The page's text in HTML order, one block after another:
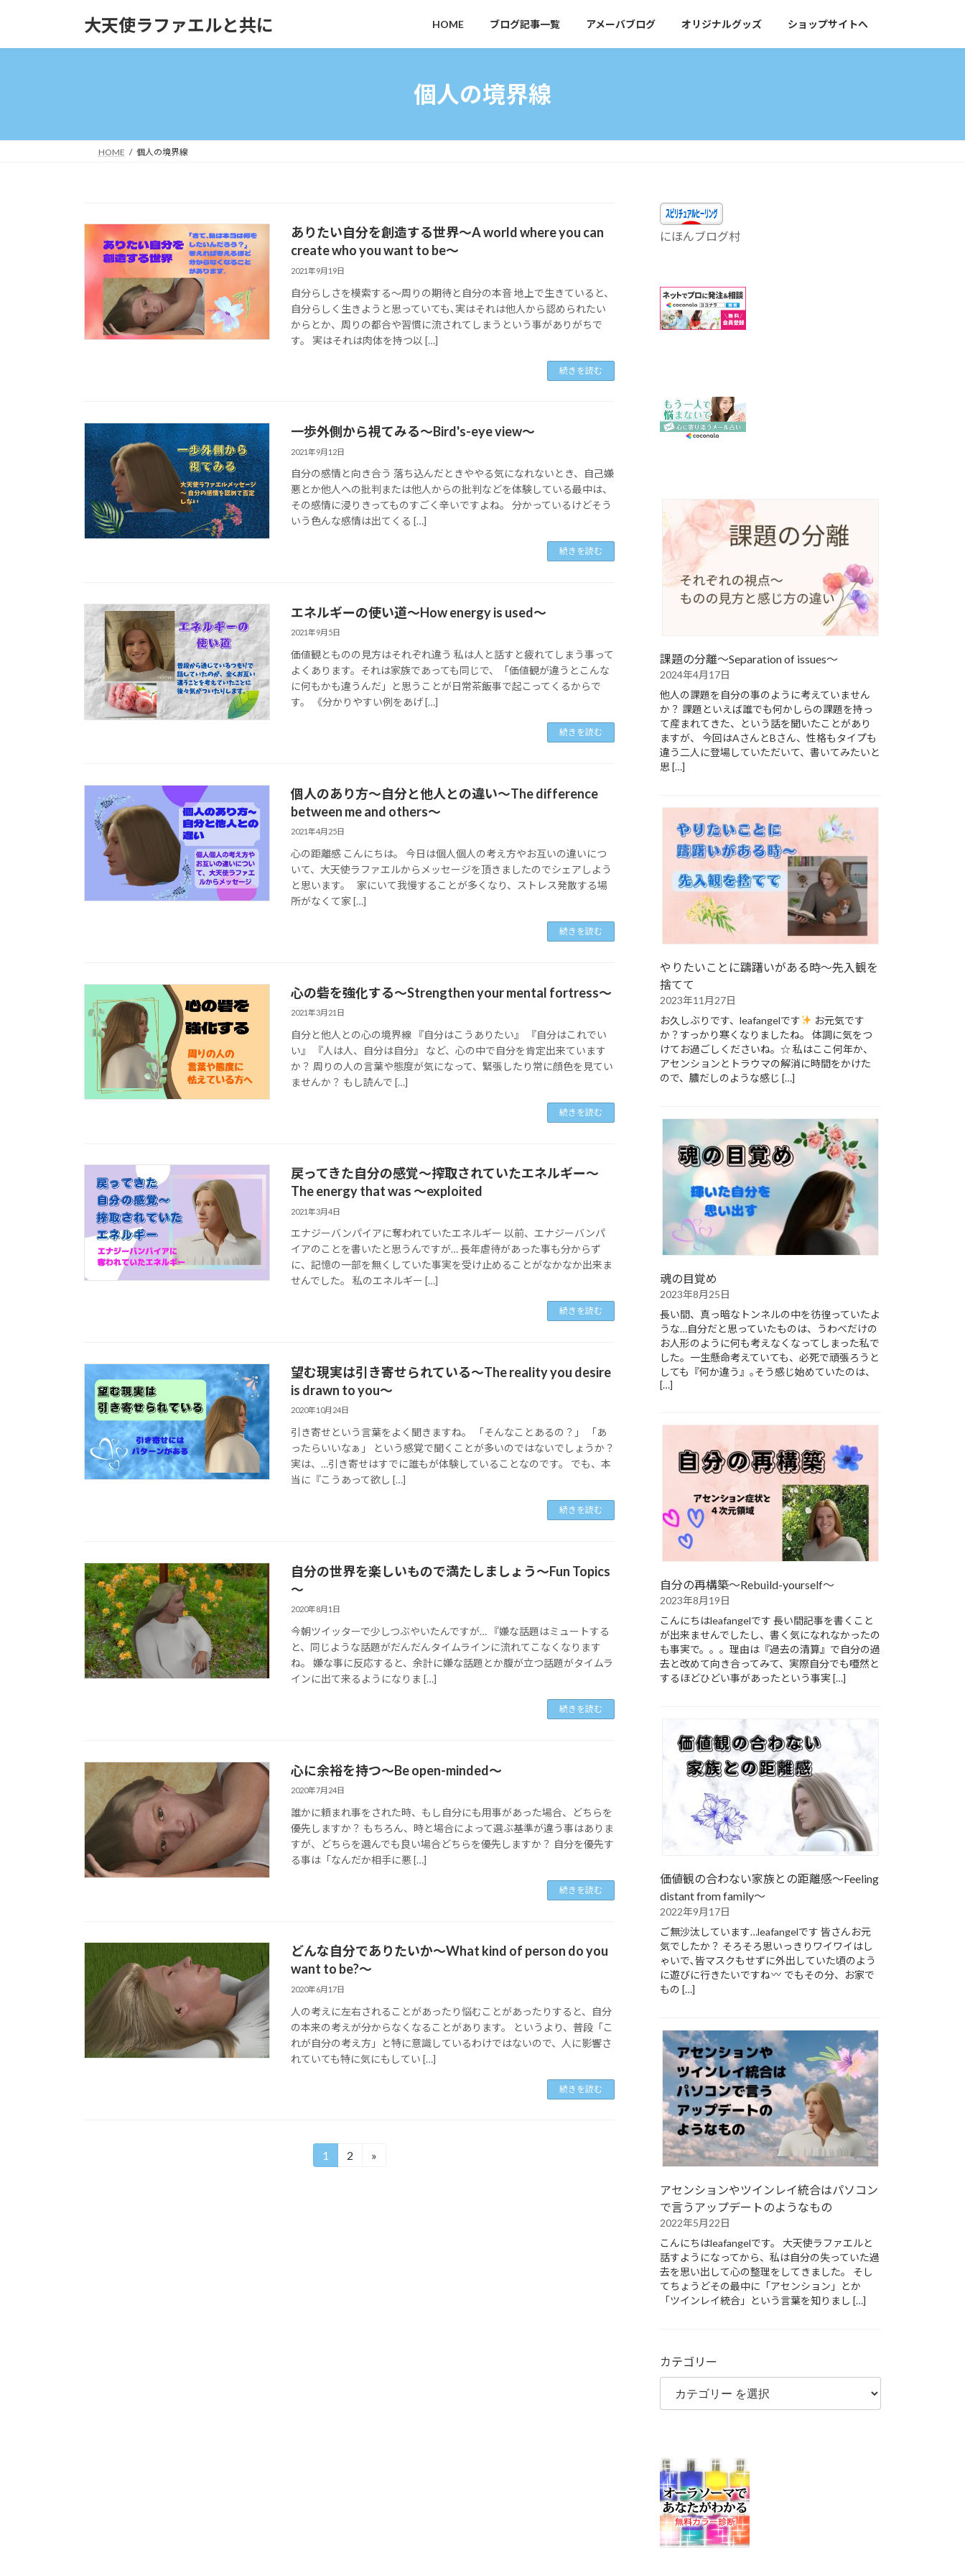
大天使ラファエルと共に HOME ブログ記事一覧 アメーバブログ オリジナルグッズ ショップサイトへ
個人の境界線
HOME 個人の境界線
ありたい自分を創造する世界～A world where you can
create who you want to be～
2021年9月19日
自分らしさを模索する～周りの期待と自分の本音 地上で生きていると、
自分らしく生きようと思っていても､実はそれは他人から認められたい
からとか、周りの都合や習慣に流されてしまうという事がありがちで
す。 実はそれは肉体を持つ以 […]
続きを読む
一歩外側から視てみる～Bird's-eye view～
2021年9月12日
自分の感情と向き合う 落ち込んだときややる気になれないとき、自己嫌
悪とか他人への批判または他人からの批判などを体験している最中は、
その感情に浸りきってものすごく辛いですよね。 分かっているけどそう
いう色んな感情は出てくる […]
続きを読む
エネルギーの使い道～How energy is used～
2021年9月5日
価値観とものの見方はそれぞれ違う 私は人と話すと疲れてしまう事って
よくあります。それは家族であっても同じで、「価値観が違うとこんな
に何もかも違うんだ」と思うことが日常茶飯事で起こってくるからで
す。 《分かりやすい例をあげ […]
続きを読む
個人のあり方～自分と他人との違い～The difference
between me and others～
2021年4月25日
心の距離感 こんにちは。 今日は個人個人の考え方やお互いの違いにつ
いて、大天使ラファエルからメッセージを頂きましたのでシェアしよう
と思います。 家にいて我慢することが多くなり、ストレス発散する場
所がなくて家 […]
続きを読む
心の砦を強化する～Strengthen your mental fortress～
2021年3月21日
自分と他人との心の境界線 『自分はこうありたい』 『自分はこれでい
い』 『人は人、自分は自分』 など、心の中で自分を肯定出来ています
か？ 周りの人の言葉や態度が気になって、緊張したり常に顔色を見てい
ませんか？ もし読んで […]
続きを読む
戻ってきた自分の感覚～搾取されていたエネルギー～
The energy that was ～exploited
2021年3月4日
エナジーバンパイアに奪われていたエネルギー 以前、エナジーバンパ
イアのことを書いたと思うんですが… 長年虐待があった事も分からず
に、記憶の一部を無くしていた事実を受け止めることがなかなか出来ま
せんでした。 私のエネルギー […]
続きを読む
望む現実は引き寄せられている～The reality you desire
is drawn to you～
2020年10月24日
引き寄せという言葉をよく聞きますね。 「そんなことあるの？」 「あ
ったらいいなぁ」 という感覚で聞くことが多いのではないでしょうか？
実は、…引き寄せはすでに誰もが体験していることなのです。 でも、本
当に『こうあって欲し […]
続きを読む
自分の世界を楽しいもので満たしましょう～Fun Topics
～
2020年8月1日
今朝ツイッターで少しつぶやいたんですが… 『嫌な話題はミュートする
と、同じような話題がだんだんタイムラインに流れてこなくなります
ね。 嫌な事に反応すると、余計に嫌な話題とか腹が立つ話題がタイムラ
インに出て来るようになりま […]
続きを読む
心に余裕を持つ～Be open-minded～
2020年7月24日
誰かに頼まれ事をされた時、もし自分にも用事があった場合、どちらを
優先しますか？ もちろん、時と場合によって選ぶ基準が違う事はありま
すが、どちらを選んでも良い場合どちらを優先しますか？ 自分を優先す
る事は「なんだか相手に悪 […]
続きを読む
どんな自分でありたいか～What kind of person do you
want to be?～
2020年6月17日
人の考えに左右されることがあったり悩むことがあったりすると、自分
の本来の考えが分からなくなることがあります。 というより、普段「こ
れが自分の考え方」と特に意識しているわけではないので、人に影響さ
れていても特に気にもしてい […]
続きを読む
固
1
固
2 »
にほんブログ村
課題の分離～Separation of issues～
2024年4月17日
他人の課題を自分の事のように考えていません
か？ 課題といえば誰でも何かしらの課題を持っ
て産まれてきた、という話を聞いたことがあり
ますが、 今回はAさんとBさん、性格もタイプも
違う二人に登場していただいて、書いてみたいと
思 […]
やりたいことに躊躇いがある時～先入観を
捨てて
2023年11月27日
お久しぶりです、leafangelです
お元気です
か？すっかり寒くなりましたね。 体調に気をつ
けてお過ごしくださいね。☆ 私はここ何年か、
アセンションとトラウマの解消に時間をかけた
ので、膿だしのような感じ […]
魂の目覚め
2023年8月25日
長い間、真っ暗なトンネルの中を彷徨っていたよ
うな…自分だと思っていたものは、うわべだけの
お人形のように何も考えなくなってしまった私で
した。一生懸命考えていても、必死で頑張ろうと
しても『何か違う』｡そう感じ始めていたのは、
[…]
自分の再構築～Rebuild-yourself～
2023年8月19日
こんにちはleafangelです 長い間記事を書くこと
が出来ませんでしたし、書く気になれなかったの
も事実で。。。理由は『過去の清算』で自分の過
去と改めて向き合ってみて、実際自分でも唖然と
するほどひどい事があったという事実 […]
価値観の合わない家族との距離感～Feeling
distant from family～
2022年9月17日
ご無沙汰しています…leafangelです 皆さんお元
気でしたか？ そろそろ思いっきりワイワイはし
ゃいで､皆マスクもせずに外出していた頃のよう
に遊びに行きたいですね
でもその分、お家で
もの […]
アセンションやツインレイ統合はパソコン
で言うアップデートのようなもの
2022年5月22日
こんにちはleafangelです。 大天使ラファエルと
話すようになってから、私は自分の失っていた過
去を思い出して心の整理をしてきました。 そし
てちょうどその最中に「アセンション」とか
「ツインレイ統合」という言葉を知りまし […]
カテゴリー